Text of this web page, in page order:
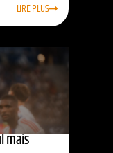
LIRE PLUS
mais